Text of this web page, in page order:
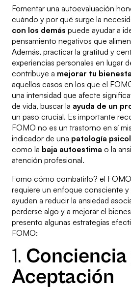
Fomentar una autoevaluación
cuándo y por qué surge la
con los demás puede ayudar a
pensamiento negativos que
Además, practicar la gratitud y
experiencias personales en lugar
contribuye a mejorar tu
aquellos casos en los que el
una intensidad que afecte
de vida, buscar la ayuda de un
un paso crucial. Es importante
FOMO no es un trastorno en sí
indicador de una patología
como la baja autoestima o la
atención profesional.
Fomo cómo combatirlo? el
requiere un enfoque consciente y
ayuden a reducir la ansiedad
perderse algo y a mejorar el
presento algunas estrategias
FOMO:
1. Conciencia
Aceptación